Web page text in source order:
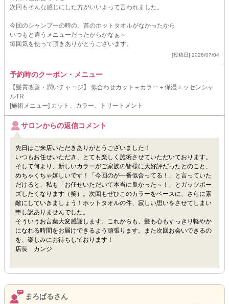
次回もそんな感じにした方がいいよって言われました。
今回のシャンプーの時の、首のホットタオルがなかったから
いつもと違うメニューだったからかなぁ～
毎回気を使って頂きありがとうございます。
[投稿日] 2026/07/04
予約時のクーポン・メニュー
【髪質改善・潤いチャージ】 似合わせカット＋カラー＋保湿エッセンシャ
ルTR
[施術メニュー] カット、カラー、トリートメント
サロンからの返信コメント
先日はご来店いただきありがとうございました！
いつもお任せいただき、とても楽しく施術させていただいております。
そして何より、新しいカラーがご家族の皆様に大好評だったとのこと、
めちゃくちゃ嬉しいです！「今回のが一番似合ってる！」と言っていた
だけると、私も「お任せいただいて本当に良かった～！」とガッツポー
ズしたくなります（笑）。次回もぜひこのカラーをベースに、さらに素
敵にしていきましょう！ホットタオルの件、寂しい思いをさせてしまい
申し訳ありませんでした。
そういうお言葉大変感謝します。これからも、髪も心もすっきり軽やか
になれる時間をお届けできるよう頑張ります。また次回お会いできるの
を、楽しみにお待ちしております！
店長 カンジ
まろぱるさん